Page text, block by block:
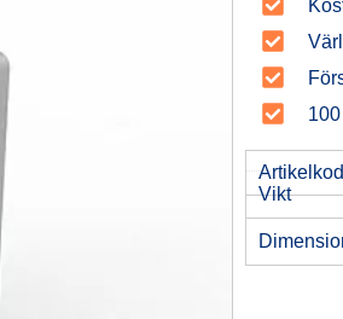
Artikelkod
Vikt